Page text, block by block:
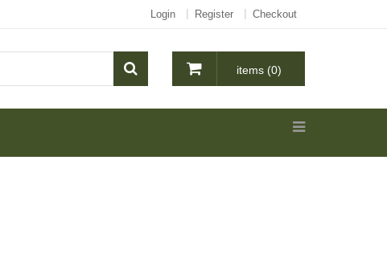
Login Register Checkout
items (0)